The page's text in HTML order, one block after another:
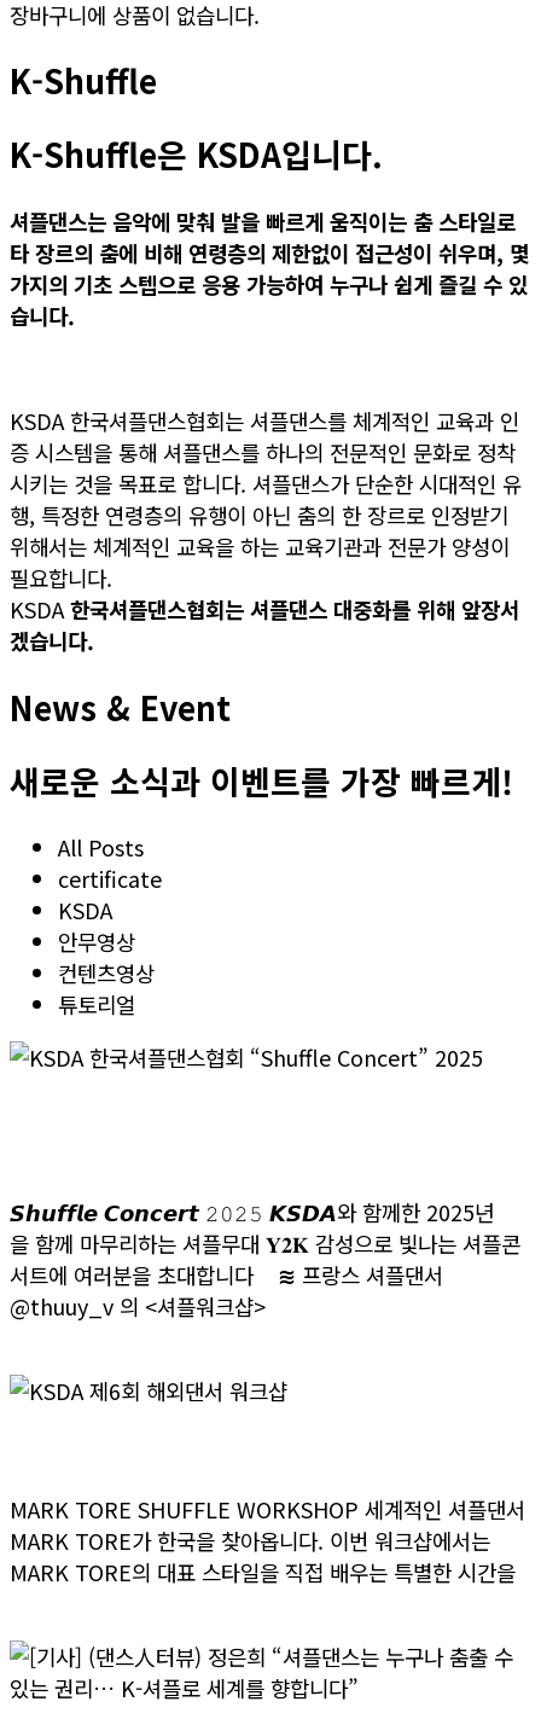
장바구니에 상품이 없습니다.
K-Shuffle
K-Shuffle은 KSDA입니다.
셔플댄스는 음악에 맞춰 발을 빠르게 움직이는 춤 스타일로
타 장르의 춤에 비해 연령층의 제한없이 접근성이 쉬우며, 몇
가지의 기초 스텝으로 응용 가능하여 누구나 쉽게 즐길 수 있
습니다.
KSDA 한국셔플댄스협회는 셔플댄스를 체계적인 교육과 인
증 시스템을 통해 셔플댄스를 하나의 전문적인 문화로 정착
시키는 것을 목표로 합니다. 셔플댄스가 단순한 시대적인 유
행, 특정한 연령층의 유행이 아닌 춤의 한 장르로 인정받기
위해서는 체계적인 교육을 하는 교육기관과 전문가 양성이
필요합니다.
KSDA한국셔플댄스협회는 셔플댄스 대중화를 위해 앞장서
겠습니다.
News & Event
새로운 소식과 이벤트를 가장 빠르게!
All Posts
certificate
KSDA
안무영상
컨텐츠영상
튜토리얼
𝙎𝙝𝙪𝙛𝙛𝙡𝙚 𝘾𝙤𝙣𝙘𝙚𝙧𝙩 𝟸𝟶𝟸𝟻 𝙆𝙎𝘿𝘼와 함께한 2025년
을 함께 마무리하는 셔플무대 𝐘𝟐𝐊 감성으로 빛나는 셔플콘
서트에 여러분을 초대합니다 ≋ 프랑스 셔플댄서
@thuuy_v 의 <셔플워크샵>
MARK TORE SHUFFLE WORKSHOP 세계적인 셔플댄서
MARK TORE가 한국을 찾아옵니다. 이번 워크샵에서는
MARK TORE의 대표 스타일을 직접 배우는 특별한 시간을